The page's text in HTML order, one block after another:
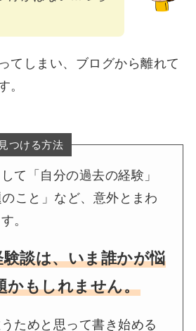
てしまい、ブログから離れて
。
つける方法
て「自分の過去の経験」
こと」など、意外とまわ
。
験談は、いま誰かが悩
かもしれません。
ためと思って書き始める